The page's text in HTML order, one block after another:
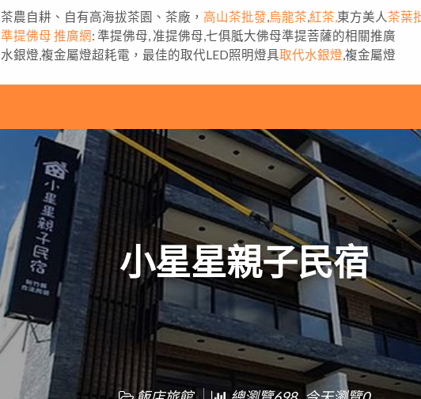
茶農自耕、自有高海拔茶園、茶廠， 高山茶批發 烏龍茶 紅茶, 東方美人 茶葉
準提佛母 推廣網: 準提佛母, 准提佛母,七俱胝大佛母準提菩薩的相關推廣
水銀燈,複金屬燈超耗電，最佳的取代LED照明燈具取代水銀燈 ,複金屬燈
小星星親子民宿